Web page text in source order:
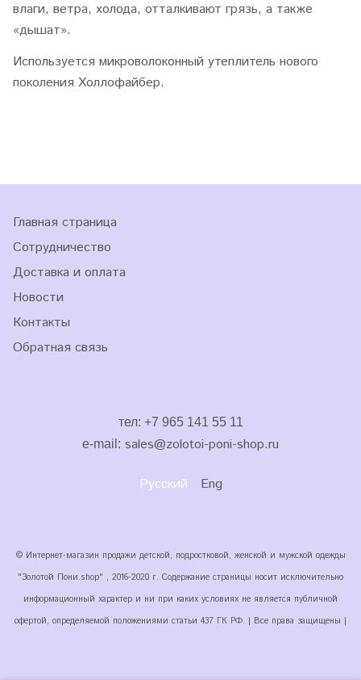
влаги, ветра, холода, отталкивают грязь, а также
«дышат».
Используется микроволоконный утеплитель нового
поколения Холлофайбер.
Главная страница
Сотрудничество
Доставка и оплата
Новости
Контакты
Обратная связь
тел: +7 965 141 55 11
e-mail: sales@zolotoi-poni-shop.ru
Русский Eng
© Интернет-магазин продажи детской, подростковой, женской и мужской одежды
"Золотой Пони.shop" , 2016-2020 г. Содержание страницы носит исключительно
информационный характер и ни при каких условиях не является публичной
офертой, определяемой положениями статьи 437 ГК РФ. | Все права защищены |